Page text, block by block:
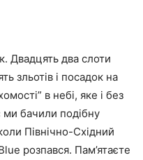
Двадцять два слоти
зльотів і посадок на
в небі, яке і без
бачили подібну
Північно-Східний
розпався. Пам’ятаєте